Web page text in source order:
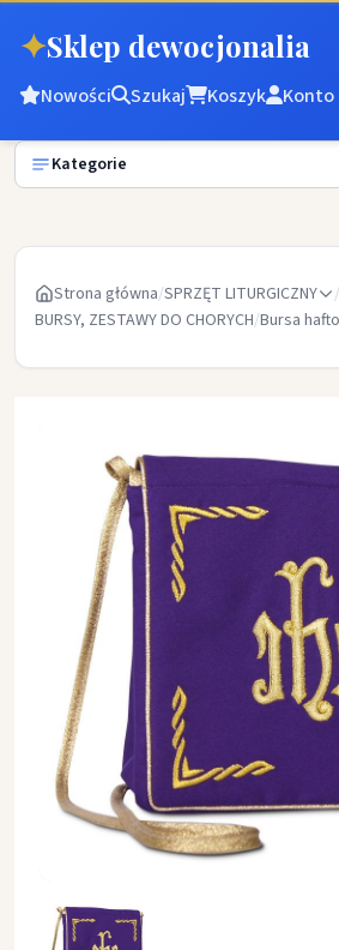
✦Sklep dewocjonalia
Nowości Szukaj Koszyk Konto
Kategorie
Strona główna/SPRZĘT LITURGICZNY
/
BURSY, ZESTAWY DO CHORYCH/Bursa